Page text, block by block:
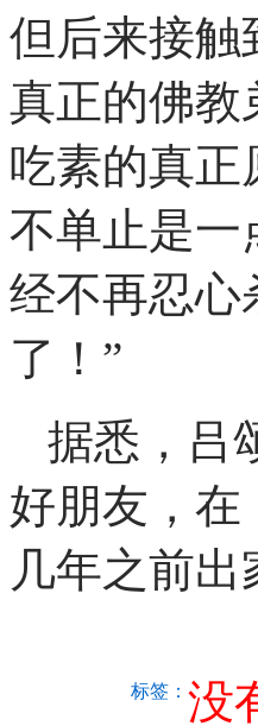
但后来接触
真正的佛教
吃素的真正
不单止是一
经不再忍心
了！”
据悉，吕
好朋友，在
几年之前出
标签： 没